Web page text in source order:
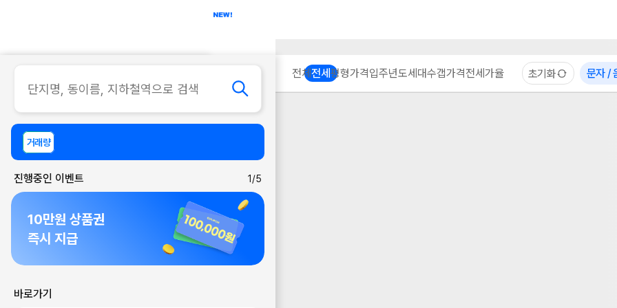
사무실
거래량
진행중인 이벤트 1/5
10만원 상품권
즉시 지급
바로가기
전체전세 평형가격입주년도세대수갭가격전세가율 초기화 문자 /